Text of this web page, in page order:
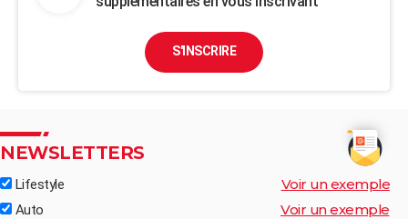
S'INSCRIRE
NEWSLETTERS
Lifestyle Voir un exemple
Auto Voir un exemple